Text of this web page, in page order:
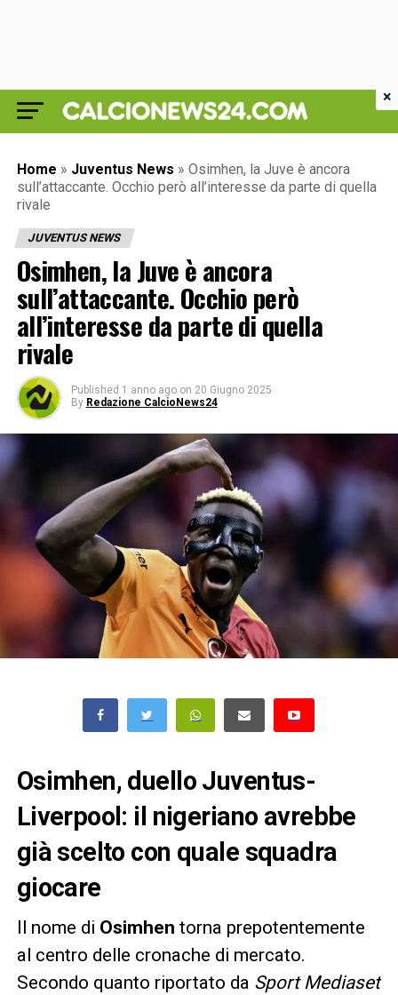
Home » Juventus News » Osimhen, la Juve è ancora
sull’attaccante. Occhio però all’interesse da parte di quella
rivale
JUVENTUS NEWS
Osimhen, la Juve è ancora
sull’attaccante. Occhio però
all’interesse da parte di quella
rivale
Published 1 anno ago on 20 Giugno 2025
By Redazione CalcioNews24
Osimhen, duello Juventus-
Liverpool: il nigeriano avrebbe
già scelto con quale squadra
giocare
Il nome di Osimhen torna prepotentemente
al centro delle cronache di mercato.
Secondo quanto riportato da Sport Mediaset
×